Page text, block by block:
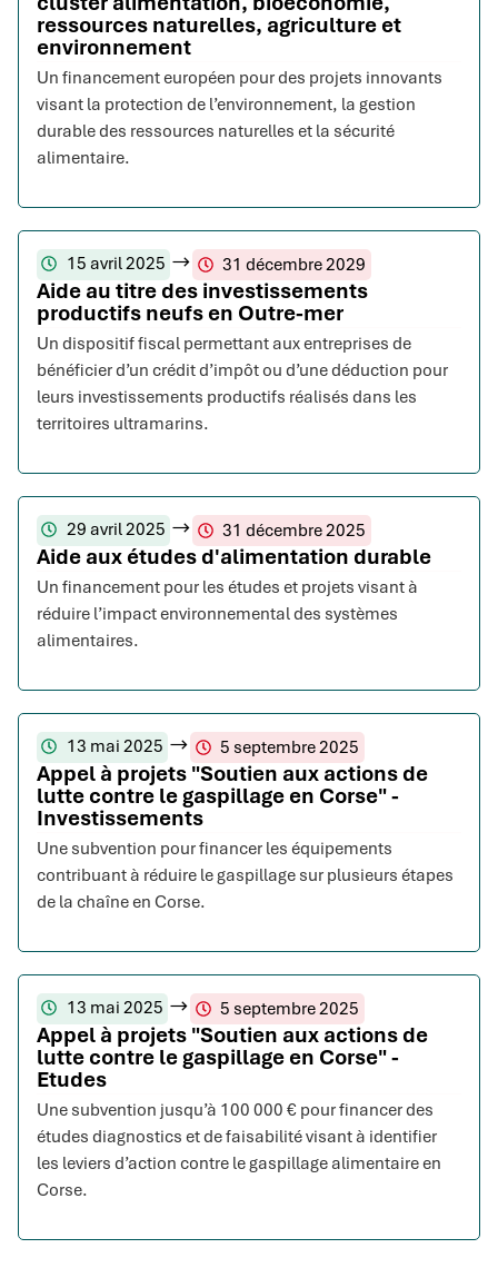
ressources naturelles, agriculture et
environnement
Un financement européen pour des projets innovants
visant la protection de l’environnement, la gestion
durable des ressources naturelles et la sécurité
alimentaire.
15 avril 2025 31 décembre 2029
Aide au titre des investissements
productifs neufs en Outre-mer
Un dispositif fiscal permettant aux entreprises de
bénéficier d’un crédit d’impôt ou d’une déduction pour
leurs investissements productifs réalisés dans les
territoires ultramarins.
29 avril 2025 31 décembre 2025
Aide aux études d'alimentation durable
Un financement pour les études et projets visant à
réduire l’impact environnemental des systèmes
alimentaires.
13 mai 2025 5 septembre 2025
Appel à projets "Soutien aux actions de
lutte contre le gaspillage en Corse" -
Investissements
Une subvention pour financer les équipements
contribuant à réduire le gaspillage sur plusieurs étapes
de la chaîne en Corse.
13 mai 2025 5 septembre 2025
Appel à projets "Soutien aux actions de
lutte contre le gaspillage en Corse" -
Etudes
Une subvention jusqu’à 100 000 € pour financer des
études diagnostics et de faisabilité visant à identifier
les leviers d’action contre le gaspillage alimentaire en
Corse.